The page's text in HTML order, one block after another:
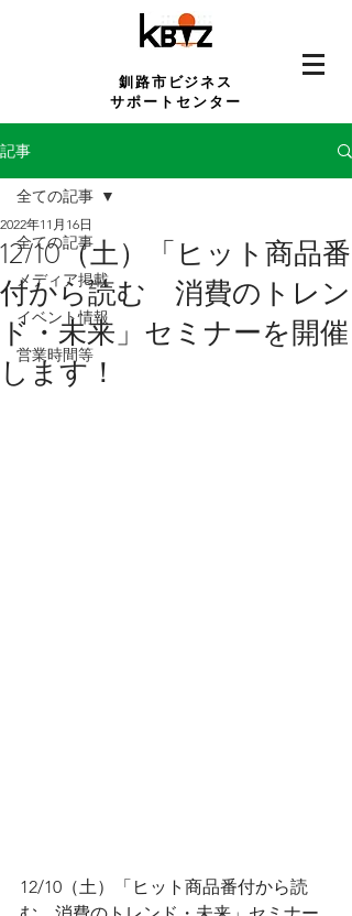
釧路市ビジネス
サポートセンター
記事
全ての記事
メディア掲載
イベント情報
営業時間等
全ての記事
12/10（土）「ヒット商品番
付から読む 消費のトレン
ド・未来」セミナーを開催
します！
2022年11月16日
12/10（土）「ヒット商品番付から読